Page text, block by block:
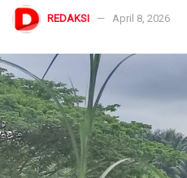
REDAKSI April 8, 2026